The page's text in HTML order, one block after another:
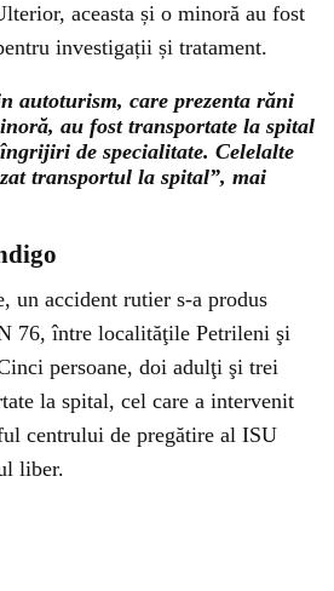
aceasta și o minoră au fost
investigații și tratament.
autoturism, care prezenta răni
au fost transportate la spital
de specialitate. Celelalte
transportul la spital”, mai
un accident rutier s-a produs
76, între localităţile Petrileni şi
persoane, doi adulţi şi trei
la spital, cel care a intervenit
centrului de pregătire al ISU
liber.